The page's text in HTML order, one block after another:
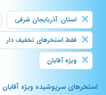
× استان: آذربایجان شرقی
× فقط استخرهای تخفیف دار
× ویژه آقایان
استخرهای سرپوشیده ویژه